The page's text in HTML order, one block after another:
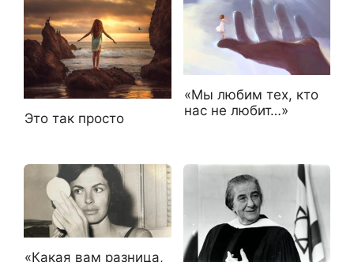
Это так просто
«Мы любим тех, кто
нас не любит…»
«Какая вам разница,